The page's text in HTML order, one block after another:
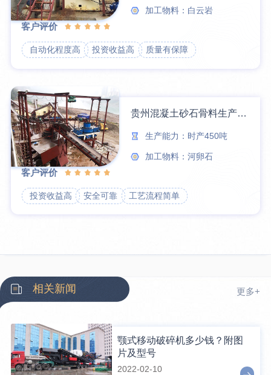
加工物料：白云岩
客户评价
自动化程度高 投资收益高 质量有保障
贵州混凝土砂石骨料生产线案例
生产能力：时产450吨
加工物料：河卵石
客户评价
投资收益高 安全可靠 工艺流程简单
相关新闻 更多+
颚式移动破碎机多少钱？附图
片及型号
2022-02-10